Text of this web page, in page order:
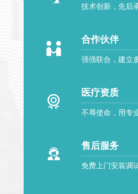
技术创新，先后
合作伙伴
强强联合，建立
医疗资质
不辱使命，用专
售后服务
免费上门安装调